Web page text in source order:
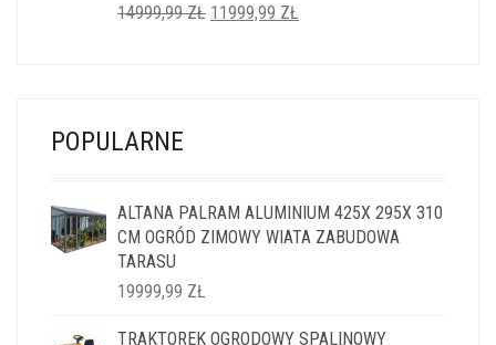
14999,99ZŁ PIERWOTNA
11999,99 ZŁ
POPULARNE
ALTANA PALRAM ALUMINIUM 425X 295X 310
CM OGRÓD ZIMOWY WIATA ZABUDOWA
TARASU
19999,99 ZŁ
TRAKTOREK OGRODOWY SPALINOWY